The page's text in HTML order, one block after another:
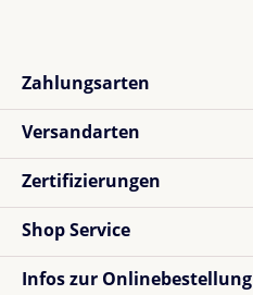
Zahlungsarten
Versandarten
Zertifizierungen
Shop Service
Infos zur Onlinebestellung